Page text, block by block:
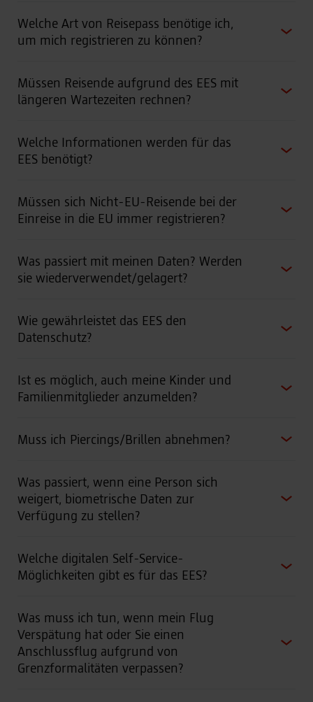
Welche Art von Reisepass benötige ich,
um mich registrieren zu können?
Müssen Reisende aufgrund des EES mit
längeren Wartezeiten rechnen?
Welche Informationen werden für das
EES benötigt?
Müssen sich Nicht-EU-Reisende bei der
Einreise in die EU immer registrieren?
Was passiert mit meinen Daten? Werden
sie wiederverwendet/gelagert?
Wie gewährleistet das EES den
Datenschutz?
Ist es möglich, auch meine Kinder und
Familienmitglieder anzumelden?
Muss ich Piercings/Brillen abnehmen?
Was passiert, wenn eine Person sich
weigert, biometrische Daten zur
Verfügung zu stellen?
Welche digitalen Self-Service-
Möglichkeiten gibt es für das EES?
Was muss ich tun, wenn mein Flug
Verspätung hat oder Sie einen
Anschlussflug aufgrund von
Grenzformalitäten verpassen?